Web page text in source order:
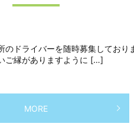
ドライバーを随時募集してお
ご縁がありますように […]
MORE